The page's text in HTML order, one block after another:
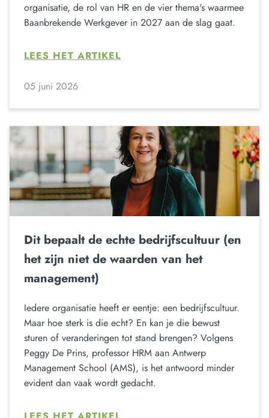
organisatie, de rol van HR en de vier thema's waarmee
Baanbrekende Werkgever in 2027 aan de slag gaat.
LEES HET ARTIKEL
05 juni 2026
Dit bepaalt de echte bedrijfscultuur (en
het zijn niet de waarden van het
management)
Iedere organisatie heeft er eentje: een bedrijfscultuur.
Maar hoe sterk is die echt? En kan je die bewust
sturen of veranderingen tot stand brengen? Volgens
Peggy De Prins, professor HRM aan Antwerp
Management School (AMS), is het antwoord minder
evident dan vaak wordt gedacht.